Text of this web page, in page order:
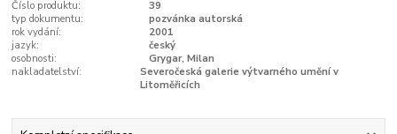
Číslo produktu:
39
typ dokumentu:
pozvánka autorská
rok vydání:
2001
jazyk:
český
osobnosti:
Grygar, Milan
nakladatelství:
Severočeská galerie výtvarného umění v
Litoměřicích